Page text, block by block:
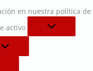
en nuestra política de
activo